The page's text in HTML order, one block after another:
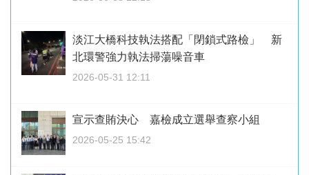
淡江大橋科技執法搭配「閉鎖式路檢」 新
北環警強力執法掃蕩噪音車
2026-05-31 12:11
宣示查賄決心 嘉檢成立選舉查察小組
2026-05-25 15:42